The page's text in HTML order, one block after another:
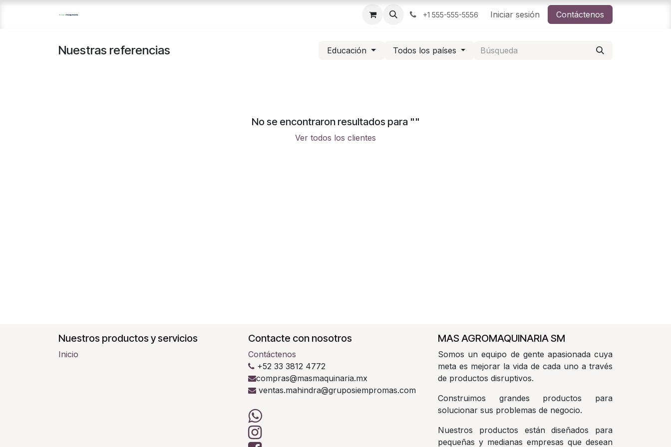
+1 555-555-5556 Iniciar sesión Contáctenos
Nuestras referencias Educación Todos los países
No se encontraron resultados para ""
Ver todos los clientes
Nuestros productos y servicios
Inicio
Contacte con nosotros
Contáctenos
+52 33 3812 4772
compras@masmaquinaria.mx
ventas.mahindra@gruposiempromas.com
MAS AGROMAQUINARIA SM
Somos un equipo de gente apasionada cuya
meta es mejorar la vida de cada uno a través
de productos disruptivos.
Construimos grandes productos para
solucionar sus problemas de negocio.
Nuestros productos están diseñados para
pequeñas y medianas empresas que desean